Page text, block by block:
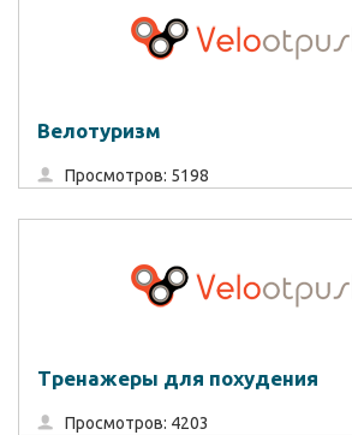
Велотуризм
Просмотров: 5198
Тренажеры для похудения
Просмотров: 4203